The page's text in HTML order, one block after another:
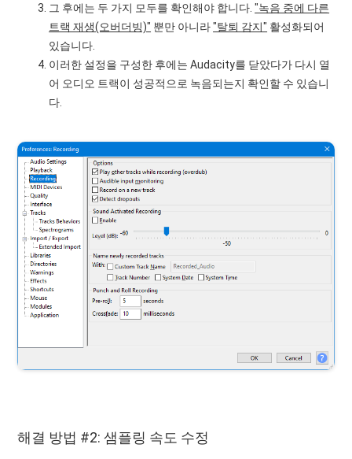
그 후에는 두 가지 모두를 확인해야 합니다."녹음 중에 다른
트랙 재생(오버더빙)" 뿐만 아니라"탈퇴 감지" 활성화되어
있습니다.
이러한 설정을 구성한 후에는 Audacity를 닫았다가 다시 열
어 오디오 트랙이 성공적으로 녹음되는지 확인할 수 있습니
다.
해결 방법 #2: 샘플링 속도 수정